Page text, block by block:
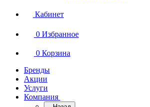
Кабинет
0 Избранное
0 Корзина
Бренды
Акции
Услуги
Компания